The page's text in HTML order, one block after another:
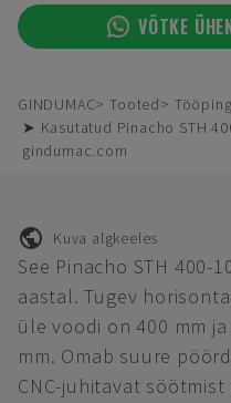
VÕTKE
GINDUMAC Tooted
➤ Kasutatud Pinacho STH
gindumac.com
Kuva algkeeles
See Pinacho STH 400-
aastal. Tugev
üle voodi on 400 mm
mm. Omab suure
CNC-juhitavat